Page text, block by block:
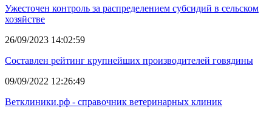
Ужесточен контроль за распределением субсидий в сельском
хозяйстве
26/09/2023 14:02:59
Составлен рейтинг крупнейших производителей говядины
09/09/2022 12:26:49
Ветклиники.рф - справочник ветеринарных клиник